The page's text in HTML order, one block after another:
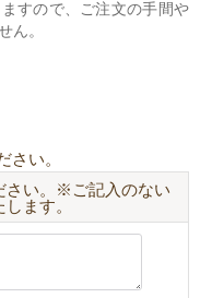
すので、ご注文の手間や
ん。
さい。
さい。※ご記入のない
ます。